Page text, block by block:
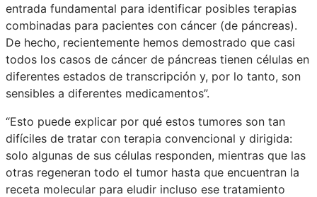
entrada fundamental para identificar posibles terapias
combinadas para pacientes con cáncer (de páncreas).
De hecho, recientemente hemos demostrado que casi
todos los casos de cáncer de páncreas tienen células en
diferentes estados de transcripción y, por lo tanto, son
sensibles a diferentes medicamentos”.
“Esto puede explicar por qué estos tumores son tan
difíciles de tratar con terapia convencional y dirigida:
solo algunas de sus células responden, mientras que las
otras regeneran todo el tumor hasta que encuentran la
receta molecular para eludir incluso ese tratamiento